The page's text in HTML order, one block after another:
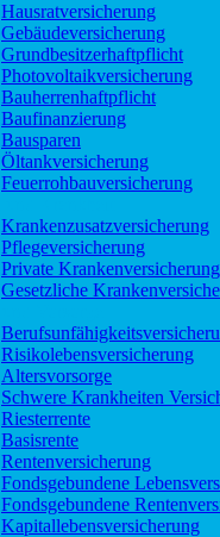
Hausratversicherung
Gebäudeversicherung
Grundbesitzerhaftpflicht
Photovoltaikversicherung
Bauherrenhaftpflicht
Baufinanzierung
Bausparen
Öltankversicherung
Feuerrohbauversicherung
Krankenzusatzversicherung
Pflegeversicherung
Private Krankenversicherung
Gesetzliche
Risikolebensversicherung
Altersvorsorge
Schwere Krankheiten
Riesterrente
Basisrente
Rentenversicherung
Fondsgebundene
Fondsgebundene
Kapitallebensversicherung